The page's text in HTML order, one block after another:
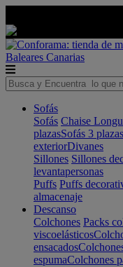
Baleares Canarias
Sofás
Sofás Chaise
plazasSofás 3 plazas
exteriorDivanes
Sillones Sillones
levantapersonas
Puffs Puffs
almacenaje
Descanso
Colchones Packs
viscoelásticos
ensacados
espumaColchones